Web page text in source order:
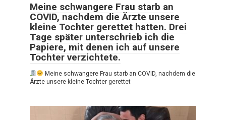
Meine schwangere Frau starb an
COVID, nachdem die Ärzte unsere
kleine Tochter gerettet hatten. Drei
Tage später unterschrieb ich die
Papiere, mit denen ich auf unsere
Tochter verzichtete.
Meine schwangere Frau starb an COVID, nachdem die
Ärzte unsere kleine Tochter gerettet